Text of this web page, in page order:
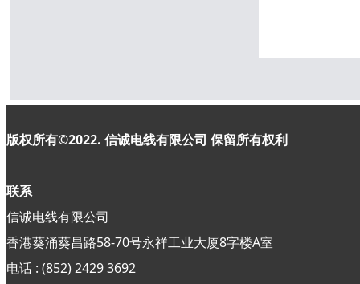
版权所有©2022. 信诚电线有限公司 保留所有权利
联系
信诚电线有限公司
香港葵涌葵昌路58-70号永祥工业大厦8字楼A室
电话 : (852) 2429 3692